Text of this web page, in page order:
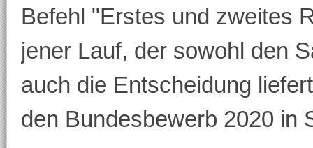
Befehl "Erstes und zweites
jener Lauf, der sowohl den
auch die Entscheidung
den Bundesbewerb 2020 in